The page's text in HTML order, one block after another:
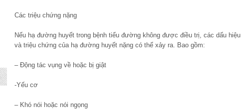
Các triệu chứng nặng
Nếu hạ đường huyết trong bệnh tiểu đường không được điều trị, các dấu hiệu
và triệu chứng của hạ đường huyết nặng có thể xảy ra. Bao gồm:
– Động tác vụng về hoặc bị giật
-Yếu cơ
– Khó nói hoặc nói ngọng